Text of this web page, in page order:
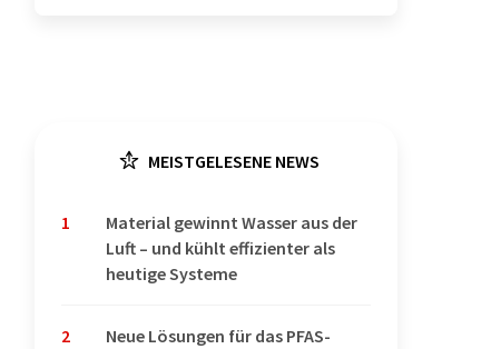
MEISTGELESENE NEWS
1
Material gewinnt Wasser aus der
Luft – und kühlt effizienter als
heutige Systeme
2
Neue Lösungen für das PFAS-